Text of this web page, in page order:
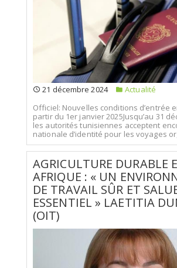
21 décembre 2024
Actualité
Officiel: Nouvelles conditions d’entrée
partir du 1er janvier 2025Jusqu’au 31
les autorités tunisiennes acceptent
nationale d’identité pour les voyages
AGRICULTURE DURABLE
AFRIQUE : « UN
DE TRAVAIL SÛR ET
ESSENTIEL » LAETITIA
(OIT)